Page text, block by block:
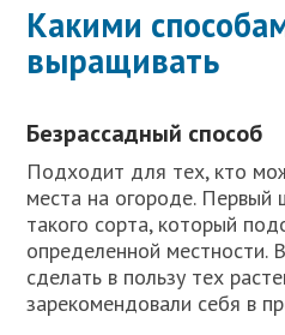
Какими
выращивать
Безрассадный способ
Подходит для тех, кто
места на огороде. Первый
такого сорта, который
определенной местности.
сделать в пользу тех
зарекомендовали себя в